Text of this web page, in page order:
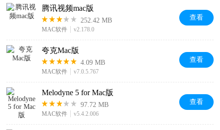
腾讯视频mac版
252.42 MB
MAC软件 v2.178.0
查看
夸克Mac版
4.09 MB
MAC软件 v7.0.5.767
查看
Melodyne 5 for Mac版
97.72 MB
MAC软件 v5.4.2.006
查看